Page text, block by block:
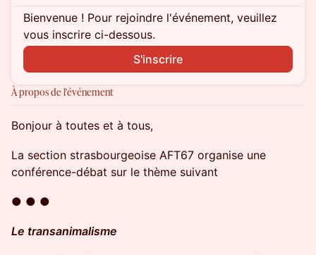
Bienvenue ! Pour rejoindre l'événement, veuillez
vous inscrire ci-dessous.
S'inscrire
À propos de l'événement
Bonjour à toutes et à tous,
La section strasbourgeoise AFT67 organise une
conférence-débat sur le thème suivant
● ● ●
Le transanimalisme